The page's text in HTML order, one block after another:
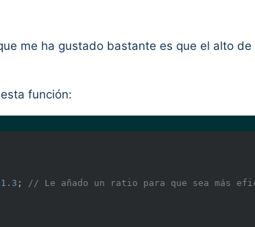
me ha gustado bastante es que el alto
función:
1.3 ;
// Le añado un ratio para que sea más